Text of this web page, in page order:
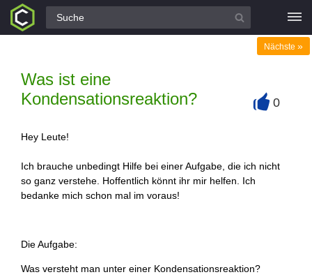
Alle Fragen
Was ist eine
Kondensationsreaktion?
Nächste »
0
Hey Leute!
Ich brauche unbedingt Hilfe bei einer Aufgabe, die ich nicht
so ganz verstehe. Hoffentlich könnt ihr mir helfen. Ich
bedanke mich schon mal im voraus!
Die Aufgabe:
Was versteht man unter einer Kondensationsreaktion?